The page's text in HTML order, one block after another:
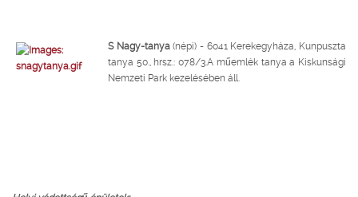
S Nagy-tanya(népi) - 6041 Kerekegyháza, Kunpuszta
tanya 50., hrsz.: 078/3.A műemlék tanya a Kiskunsági
Nemzeti Park kezelésében áll.